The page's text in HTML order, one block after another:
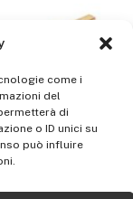
come i
del
di
o ID unici su
può influire